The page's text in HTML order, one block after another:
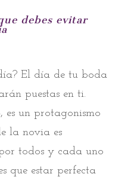
debes evitar
El día de tu boda
puestas en ti.
es un protagonismo
la novia es
todos y cada uno
que estar perfecta